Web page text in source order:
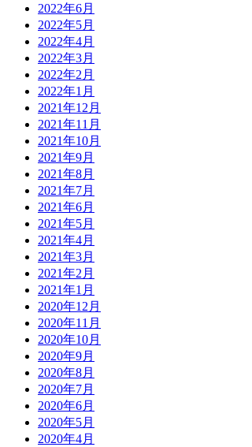
2022年6月
2022年5月
2022年4月
2022年3月
2022年2月
2022年1月
2021年12月
2021年11月
2021年10月
2021年9月
2021年8月
2021年7月
2021年6月
2021年5月
2021年4月
2021年3月
2021年2月
2021年1月
2020年12月
2020年11月
2020年10月
2020年9月
2020年8月
2020年7月
2020年6月
2020年5月
2020年4月